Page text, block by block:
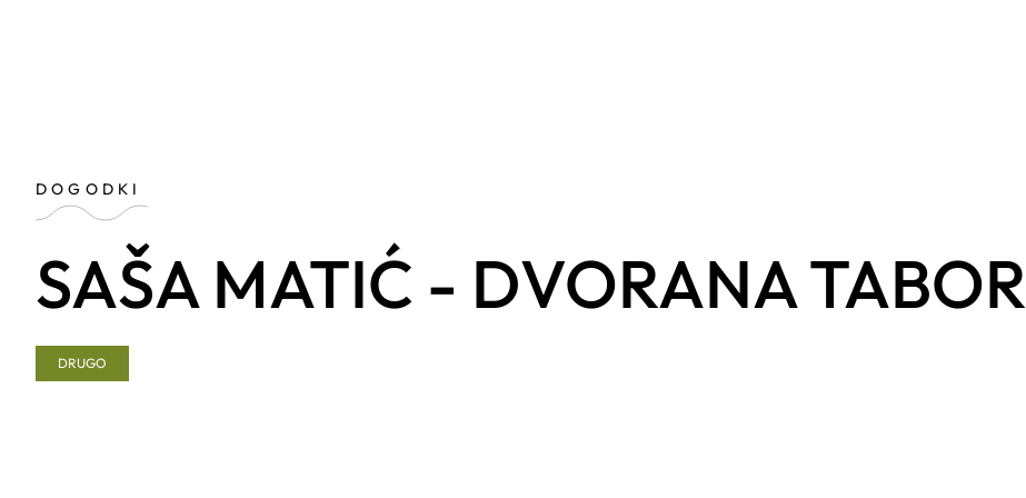
DOGODKI
SAŠA MATIĆ - DVORANA TABOR
DRUGO